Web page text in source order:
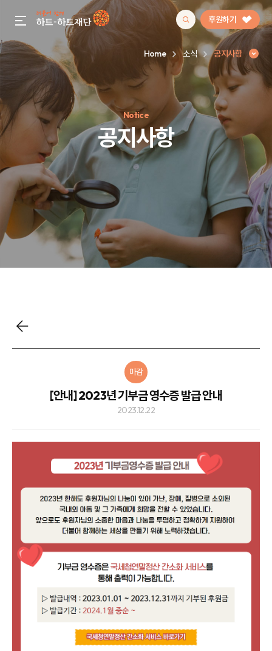
gnb menu open 후원하기
인기 키워드
#정기후원#하트플레이스#캠페인#팬덤후원
Home 소식 공지사항
Notice
공지사항
마감
[안내] 2023년 기부금 영수증 발급 안내
2023.12.22